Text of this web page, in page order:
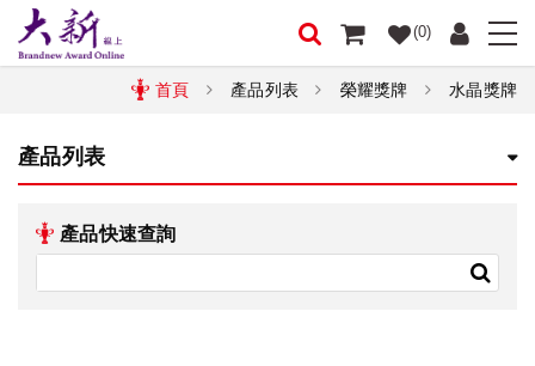
(0)
首頁 產品列表 榮耀獎牌 水晶獎牌
產品列表
產品快速查詢